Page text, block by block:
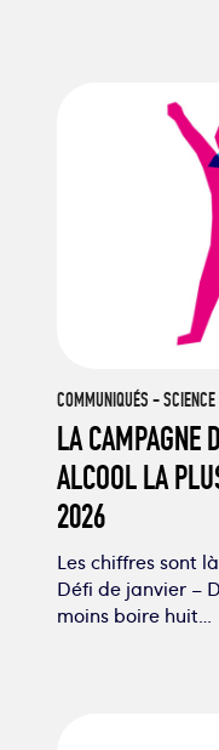
COMMUNIQUÉS -SCIENCE
LA CAMPAGNE
ALCOOL LA
2026
Les chiffres sont
Défi de janvier –
moins boire huit…